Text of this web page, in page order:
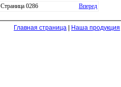
Страница 0286 Вперед
Главная страница Наша продукция